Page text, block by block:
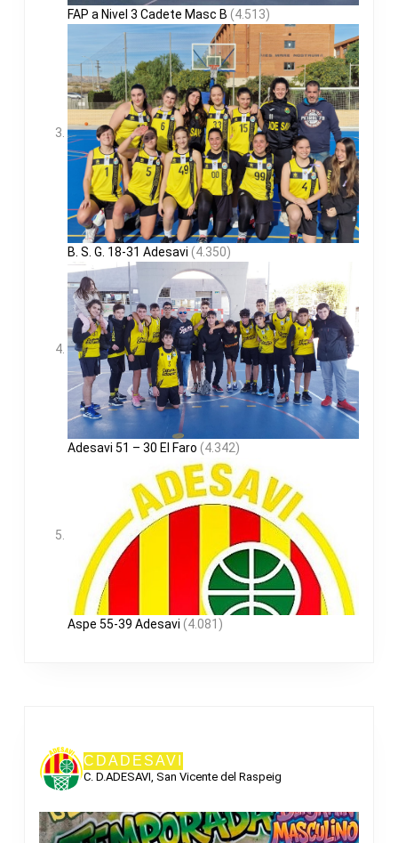
FAP a Nivel 3 Cadete Masc B (4.513)
B. S. G. 18-31 Adesavi (4.350)
Adesavi 51 – 30 El Faro (4.342)
Aspe 55-39 Adesavi (4.081)
CDADESAVI
C. D.ADESAVI, San Vicente del Raspeig